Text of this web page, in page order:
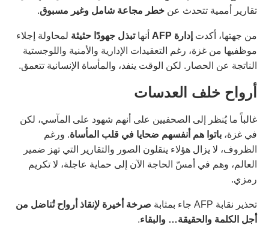
تقارير أممية تتحدث عن خطر مجاعة شامل وغير مسبوق.
من جهتها، أكدت إدارة AFP أنهاتبذل جهودًا حثيثة لمحاولة إجلاء
موظفيها من غزة، رغم التعقيدات الإدارية والأمنية واللوجستية
الناتجة عن الحصار. لكن الوقت ينفد، والمأساة الإنسانية تتعمق.
أرواح خلف العدسات
غالباً ما يُنظر إلى الصحفيين على أنهم شهود على المآسي، لكن
في غزة، باتوا هم أنفسهم ضحايا في قلب المأساة. ورغم
الظروف، لا يزال هؤلاء ينقلون الصور والتقارير التي تهز ضمير
العالم، وهم في أمسّ الحاجة الآن إلى حماية عاجلة، لا تكريم
رمزي.
تحذير نقابة AFP جاء بمثابة
صرخة أخيرة لإنقاذ أرواح تُناضل من
أجل الكلمة والحقيقة… والبقاء.